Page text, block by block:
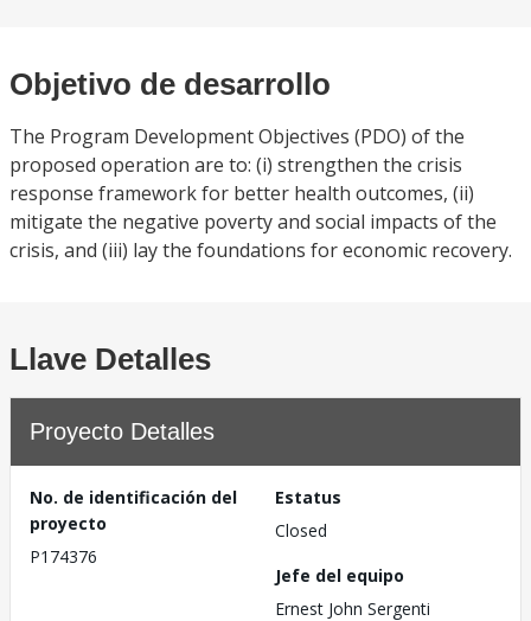
Objetivo de desarrollo
The Program Development Objectives (PDO) of the
proposed operation are to: (i) strengthen the crisis
response framework for better health outcomes, (ii)
mitigate the negative poverty and social impacts of the
crisis, and (iii) lay the foundations for economic recovery.
Llave Detalles
Proyecto Detalles
No. de identificación del
proyecto
P174376
Estatus
Closed
Jefe del equipo
Ernest John Sergenti